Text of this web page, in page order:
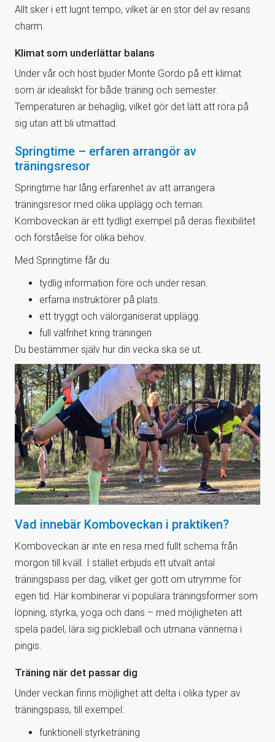
Allt sker i ett lugnt tempo, vilket är en stor del av resans
charm.
Klimat som underlättar balans
Under vår och höst bjuder Monte Gordo på ett klimat
som är idealiskt för både träning och semester.
Temperaturen är behaglig, vilket gör det lätt att röra på
sig utan att bli utmattad.
Springtime – erfaren arrangör av
träningsresor
Springtime har lång erfarenhet av att arrangera
träningsresor med olika upplägg och teman.
Komboveckan är ett tydligt exempel på deras flexibilitet
och förståelse för olika behov.
Med Springtime får du:
tydlig information före och under resan.
erfarna instruktörer på plats.
ett tryggt och välorganiserat upplägg.
full valfrihet kring träningen.
Du bestämmer själv hur din vecka ska se ut.
Vad innebär Komboveckan i praktiken?
Komboveckan är inte en resa med fullt schema från
morgon till kväll. I stället erbjuds ett utvalt antal
träningspass per dag, vilket ger gott om utrymme för
egen tid. Här kombinerar vi populära träningsformer som
löpning, styrka, yoga och dans – med möjligheten att
spela padel, lära sig pickleball och utmana vännerna i
pingis.
Träning när det passar dig
Under veckan finns möjlighet att delta i olika typer av
träningspass, till exempel:
funktionell styrketräning